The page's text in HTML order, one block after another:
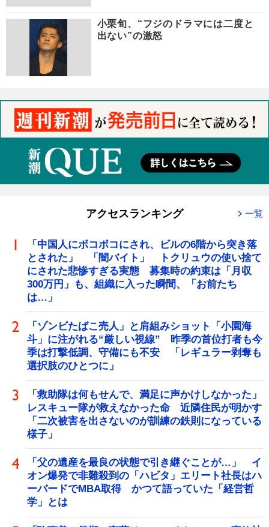
小栗旬、“フジのドラマには二度と
出ない”の激怒
アクセスランキング 一覧
「中国人にボコボコにされ、ビルの6階から突き落
とされた」 「闇バイト」 トクリュウの使い捨て
にされた悲惨すぎる実態 募集時の約束は「月収
300万円」も、組織に入った瞬間、「お前たち
は…」
「ゾンビたばこ売人」と肩組みショット「小園海
斗」に注がれる“厳しい視線” 昨季の首位打者も今
季は打撃低調、守備にも不安 「レギュラー剥奪も
選択肢のひとつに」
「救助隊は何もせんで、満足に声かけしなかった」
レスキュー隊が救えなかった命 近隣住民が明かす
「二次被害を出さないのが訓練の鉄則になっている
様子」
「父の遺産を最良の状態で引き継ぐことが…」 イ
オン爆発で非難殺到の「ハビタ」エリート社長はハ
ーバードでMBA取得 かつて語っていた「経営哲
学」とは